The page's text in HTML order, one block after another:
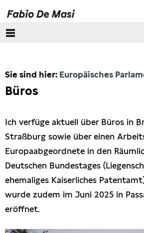
Europäisches Parlament
Transparenz
Lobbykontakte
Themen
Sie sind hier: Europäisches
Büros
Ich verfüge aktuell über Büros in
Straßburg sowie über einen
Europaabgeordnete in den
Deutschen Bundestages
ehemaliges Kaiserliches
wurde zudem im Juni 2025 in
eröffnet.